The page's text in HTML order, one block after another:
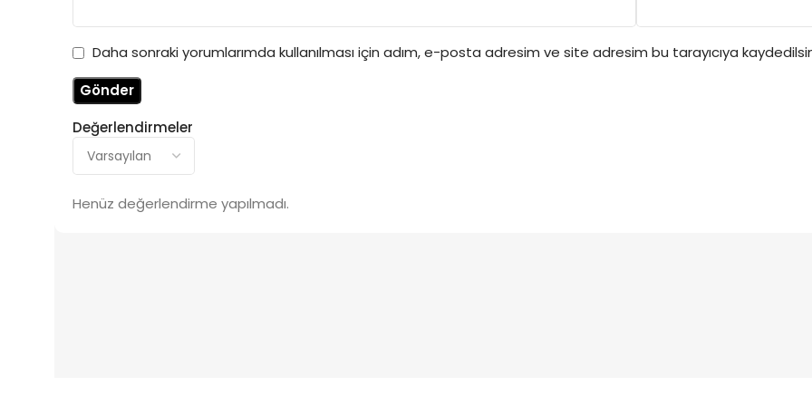
Değerlendirmeler
Henüz değerlendirme yapılmadı.
Daha sonraki yorumlarımda kullanılması için adım, e-posta adresim ve site adresim bu tarayıcıya